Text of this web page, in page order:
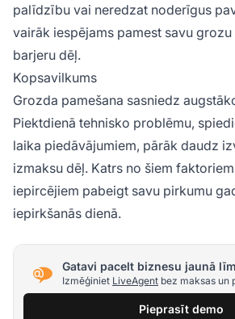
palīdzību vai neredzat noderīgus
vairāk iespējams pamest savu
barjeru dēļ.
Kopsavilkums
Grozda pamešana sasniedz
Piektdienā tehnisko problēmu,
laika piedāvājumiem, pārāk daudz
izmaksu dēļ. Katrs no šiem
iepircējiem pabeigt savu pirkumu
iepirkšanās dienā.
Gatavi pacelt biznesu jaunā
Izmēģiniet LiveAgent bez maksas un
Pieprasīt demo